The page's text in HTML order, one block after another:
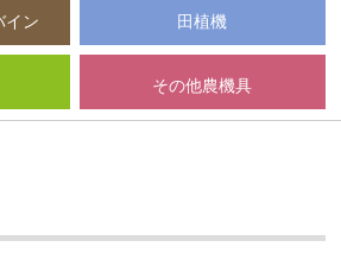
イン 田植機
その他農機具